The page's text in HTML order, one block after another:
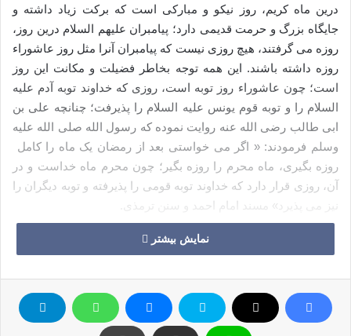
درین ماه کریم، روز نیکو و مبارکی است که برکت زیاد داشته و
جایگاه بزرگ و حرمت قدیمی دارد؛ پیامبران علیهم السلام درین روز،
روزه می گرفتند، هیچ روزی نیست که پیامبران آنرا مثل روز عاشوراء
روزه داشته باشند. این همه توجه بخاطر فضیلت و مکانت این روز
است؛ چون عاشوراء روز توبه است، روزی که خداوند توبه آدم علیه
السلام را و توبه قوم یونس علیه السلام را پذیرفت؛ چنانچه علی بن
ابی طالب رضی الله عنه روایت نموده که رسول الله صلی الله علیه
وسلم فرمودند: « اگر می خواستی بعد از رمضان یک ماه را کامل
روزه بگیری، ماه محرم را روزه بگیر؛ چون محرم ماه خداست و در
آن، روزی قرار دارد که خداوند توبه قومی را پذیرفته و توبه دیگران را
نیز می پذیرد» مسند امام احمد و سنن ترمذی.
فرموده رسول الله صلی الله علیه وسلم که توبه دیگران را می
آمرزش، رحمت و پذیرش توبه از جانب خداوند متعال، همانگونه که
توبه گذشتگان را درین روز پذیرفت.
نمایش بیشتر